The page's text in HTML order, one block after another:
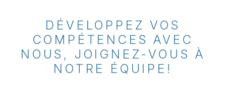
DÉVELOPPEZ VOS
COMPÉTENCES AVEC
NOUS, JOIGNEZ-VOUS À
NOTRE ÉQUIPE!